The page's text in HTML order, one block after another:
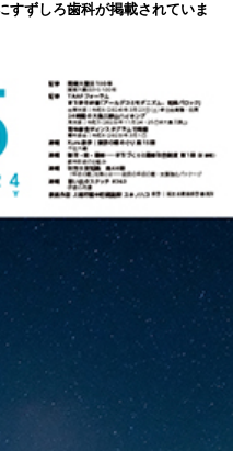
すずしろ歯科が掲載されていま